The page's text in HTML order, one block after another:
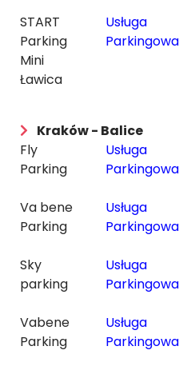
START
Parking
Mini
Ławica
Usługa
Parkingowa
Kraków - Balice
Fly
Parking
Usługa
Parkingowa
Va bene
Parking
Usługa
Parkingowa
Sky
parking
Usługa
Parkingowa
Vabene
Parking
Usługa
Parkingowa